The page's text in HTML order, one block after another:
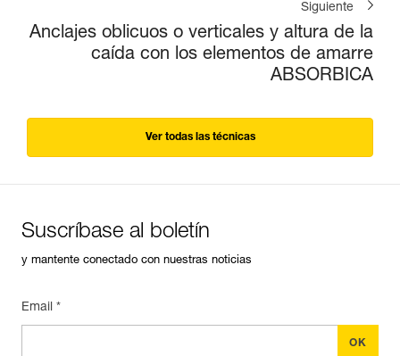
Siguiente
Anclajes oblicuos o verticales y altura de la
caída con los elementos de amarre
ABSORBICA
Ver todas las técnicas
Suscríbase al boletín
y mantente conectado con nuestras noticias
Email *